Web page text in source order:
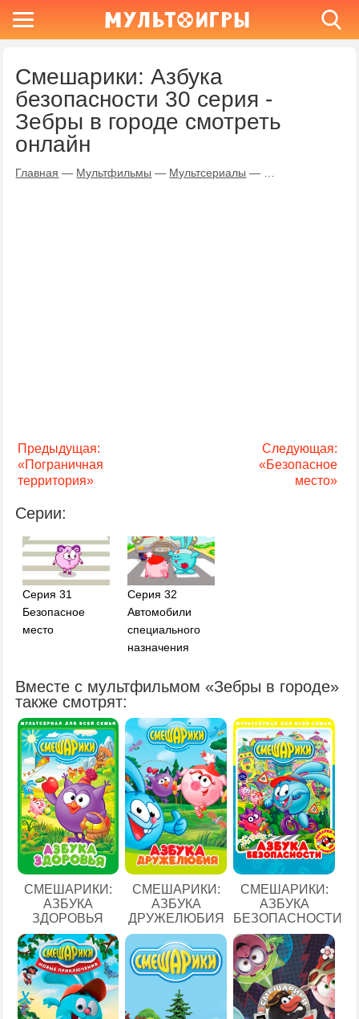
Смешарики: Азбука
безопасности 30 серия -
Зебры в городе смотреть
онлайн
Главная — Мультфильмы — Мультсериалы —
Предыдущая:
«Пограничная
территория»
Следующая:
«Безопасное
место»
Серии:
Серия 31
Безопасное
место
Серия 32
Автомобили
специального
назначения
Вместе с мультфильмом «Зебры в городе»
также смотрят:
СМЕШАРИКИ:
АЗБУКА
ЗДОРОВЬЯ
СМЕШАРИКИ:
АЗБУКА
ДРУЖЕЛЮБИЯ
СМЕШАРИКИ:
АЗБУКА
БЕЗОПАСНОСТИ